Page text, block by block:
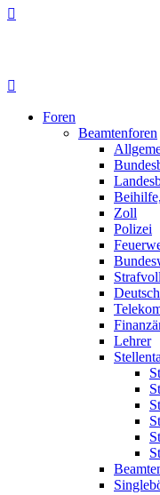
Foren
Beamtenforen
Zoll
Polizei
Lehrer